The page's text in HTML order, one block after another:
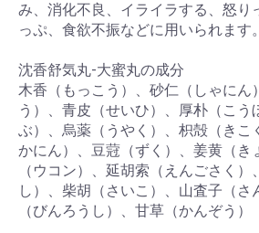
み、消化不良、イライラする、怒り
っぷ、食欲不振などに用いられます。
沈香舒気丸-大蜜丸の成分
木香（もっこう）、砂仁（しゃにん
う）、青皮（せいひ）、厚朴（こう
ぶ）、烏薬（うやく）、枳殻（きこ
かにん）、豆蒄（ずく）、姜黄（き
（ウコン）、延胡索（えんごさく
し）、柴胡（さいこ）、山査子（さ
（びんろうし）、甘草（かんぞう）